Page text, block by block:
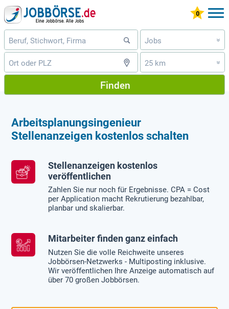
Jobs »
25 km »
Finden
Arbeitsplanungsingenieur
Stellenanzeigen kostenlos schalten
Stellenanzeigen kostenlos
veröffentlichen
Zahlen Sie nur noch für Ergebnisse. CPA = Cost
per Application macht Rekrutierung bezahlbar,
planbar und skalierbar.
Mitarbeiter finden ganz einfach
Nutzen Sie die volle Reichweite unseres
Jobbörsen-Netzwerks - Multiposting inklusive.
Wir veröffentlichen Ihre Anzeige automatisch auf
über 70 großen Jobbörsen.